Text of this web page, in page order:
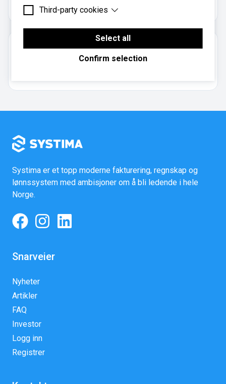
927460599
Om regnskapsbyrået
Essential cookies are cookies that are needed for
Third-party cookies
Third-party cookies are cookies set by third-party
software to enable features such as Google
Maps.
Select all
Confirm selection
Systima er et topp moderne fakturering, regnskap og
lønnssystem med ambisjoner om å bli ledende i hele
Norge.
Snarveier
Nyheter
Artikler
FAQ
Investor
Logg inn
Registrer